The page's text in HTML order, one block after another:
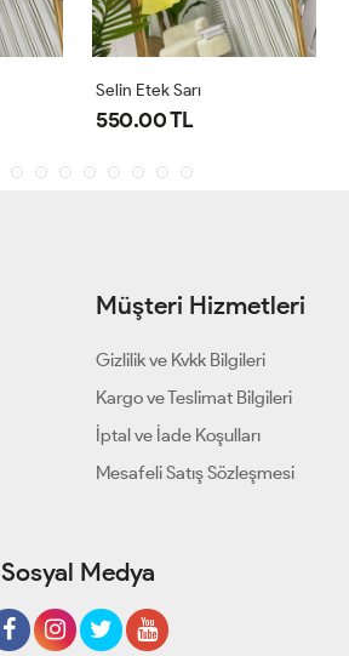
Holly Crush Etek Siyah
540.00 TL
Müşteri Hizmetleri
Gizlilik ve Kvkk Bilgileri
Kargo ve Teslimat Bilgileri
İptal ve İade Koşulları
Mesafeli Satış Sözleşmesi
Sosyal Medya